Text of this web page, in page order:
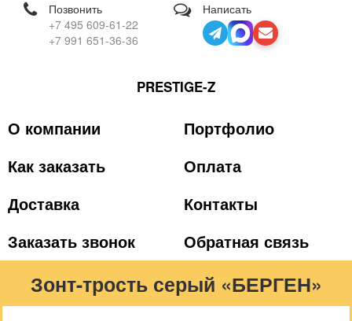
Позвонить
+7 495 609-61-22
+7 991 651-36-36
Написать
PRESTIGE-Z
О компании
Портфолио
Как заказать
Оплата
Доставка
Контакты
Заказать звонок
Обратная связь
Зонт-трость серый «БЕРГЕН»